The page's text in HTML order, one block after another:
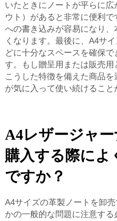
いたときにノートが平らに
ウト）があると非常に便利
への書き込みが容易になり
くなります。最後に、A4サ
どに十分なスペースを確保
す。もし贈呈用または販売用
こうした特徴を備えた商品
が気に入って使い続けること
A4レザージャ
購入する際によ
ですか？
A4サイズの革製ノートを卸
かの一般的な問題に注意す